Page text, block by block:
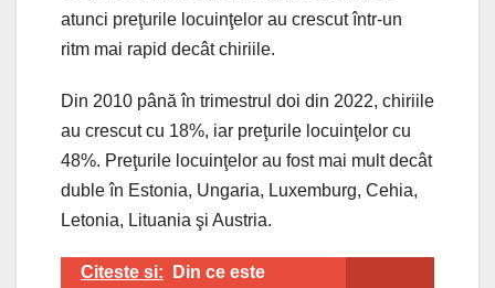
atunci preţurile locuinţelor au crescut într-un
ritm mai rapid decât chiriile.
Din 2010 până în trimestrul doi din 2022, chiriile
au crescut cu 18%, iar preţurile locuinţelor cu
48%. Preţurile locuinţelor au fost mai mult decât
duble în Estonia, Ungaria, Luxemburg, Cehia,
Letonia, Lituania şi Austria.
Citeste si:
Din ce este